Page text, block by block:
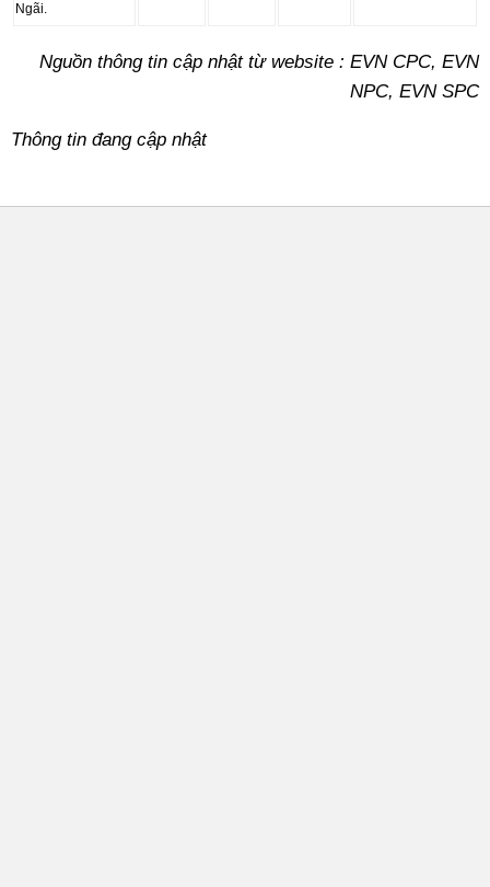
Ngãi.
Nguồn thông tin cập nhật từ website : EVN CPC, EVN
NPC, EVN SPC
Thông tin đang cập nhật